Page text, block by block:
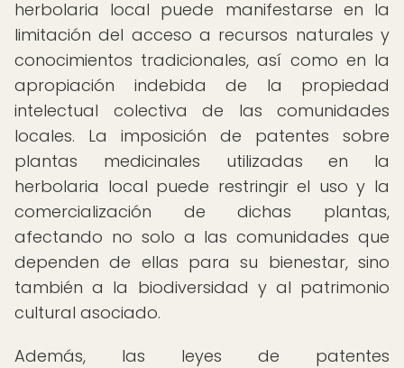
herbolaria local puede manifestarse en la
limitación del acceso a recursos naturales y
conocimientos tradicionales, así como en la
apropiación indebida de la propiedad
intelectual colectiva de las comunidades
locales. La imposición de patentes sobre
plantas medicinales utilizadas en la
herbolaria local puede restringir el uso y la
comercialización de dichas plantas,
afectando no solo a las comunidades que
dependen de ellas para su bienestar, sino
también a la biodiversidad y al patrimonio
cultural asociado.
Además, las leyes de patentes